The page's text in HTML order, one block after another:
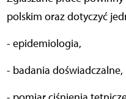
polskim oraz dotyczyć
- epidemiologia,
- badania doświadczalne,